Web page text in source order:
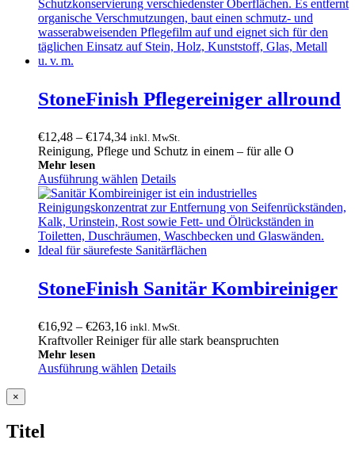
StoneFinish Pflegereiniger allround
€12,48 – €174,34Preisspanne:
€12,48
€174,34
inkl. MwSt.
Reinigung, Pflege und Schutz in einem – für alle O
Mehr lesen
Ausführung wählen Details
StoneFinish Sanitär Kombireiniger
€16,92 – €263,16Preisspanne:
€16,92
€263,16
inkl. MwSt.
Kraftvoller Reiniger für alle stark beanspruchten
Mehr lesen
Ausführung wählen Details
Close
product
view
×
Titel